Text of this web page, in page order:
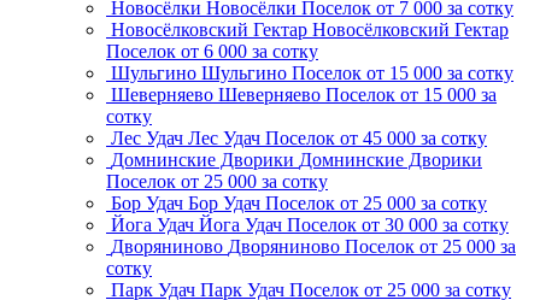
Новосёлки Новосёлки Поселок от 7 000 за сотку
Новосёлковский Гектар Новосёлковский Гектар
Поселок от 6 000 за сотку
Шульгино Шульгино Поселок от 15 000 за сотку
Шеверняево Шеверняево Поселок от 15 000 за
сотку
Лес Удач Лес Удач Поселок от 45 000 за сотку
Домнинские Дворики Домнинские Дворики
Поселок от 25 000 за сотку
Бор Удач Бор Удач Поселок от 25 000 за сотку
Йога Удач Йога Удач Поселок от 30 000 за сотку
Дворяниново Дворяниново Поселок от 25 000 за
сотку
Парк Удач Парк Удач Поселок от 25 000 за сотку